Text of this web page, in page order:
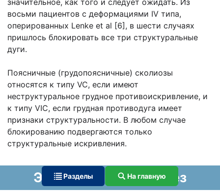
значительное, как того и следует ожидать. Из
восьми пациентов с деформациями IV типа,
оперированных Lenke et al [6], в шести случаях
пришлось блокировать все три структуральные
дуги.
Поясничные (грудопоясничные) сколиозы
относятся к типу VC, если имеют
неструктуральное грудное противоискривление, и
к типу VIС, если грудная противодуга имеет
признаки структуральности. В любом случае
блокированию подвергаются только
структуральные искривления.
Этиология и патогенез
Разделы На главную